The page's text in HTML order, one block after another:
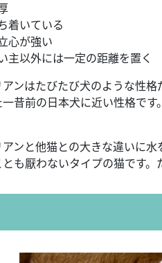
着いている
心が強い
主以外には一定の距離を置く
ンはたびたび犬のような性
昔前の日本犬に近い性格で
ンと他猫との大きな違いに
も厭わないタイプの猫です。